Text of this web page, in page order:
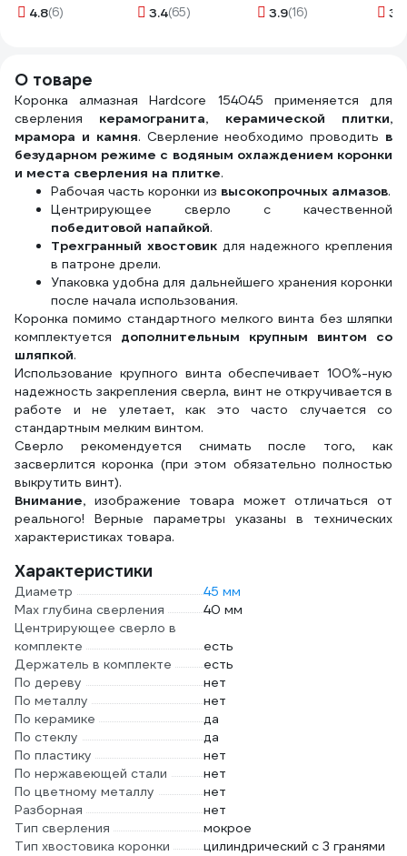
поверхности
4.8(6)
коронок Зубр
3.4(65)
с АВТО
3.9(16)
3
О товаре
Коронка алмазная Hardcore 154045 применяется для
сверления керамогранита, керамической плитки,
мрамора и камня. Сверление необходимо проводить в
безударном режиме с водяным охлаждением коронки
и места сверления на плитке.
Рабочая часть коронки из высокопрочных алмазов.
Центрирующее сверло с качественной
победитовой напайкой.
Трехгранный хвостовикдля надежного крепления
в патроне дрели.
Упаковка удобна для дальнейшего хранения коронки
после начала использования.
Коронка помимо стандартного мелкого винта без шляпки
комплектуется дополнительным крупным винтом со
шляпкой.
Использование крупного винта обеспечивает 100%-ную
надежность закрепления сверла, винт не откручивается в
работе и не улетает, как это часто случается со
стандартным мелким винтом.
Сверло рекомендуется снимать после того, как
засверлится коронка (при этом обязательно полностью
выкрутить винт).
Внимание, изображение товара может отличаться от
реального! Верные параметры указаны в технических
характеристиках товара.
Характеристики
Диаметр
45 мм
Max глубина сверления
40 мм
Центрирующее сверло в
комплекте
есть
Держатель в комплекте
есть
По дереву
нет
По металлу
нет
По керамике
да
По стеклу
да
По пластику
нет
По нержавеющей стали
нет
По цветному металлу
нет
Разборная
нет
Тип сверления
мокрое
Тип хвостовика коронки
цилиндрический с 3 гранями